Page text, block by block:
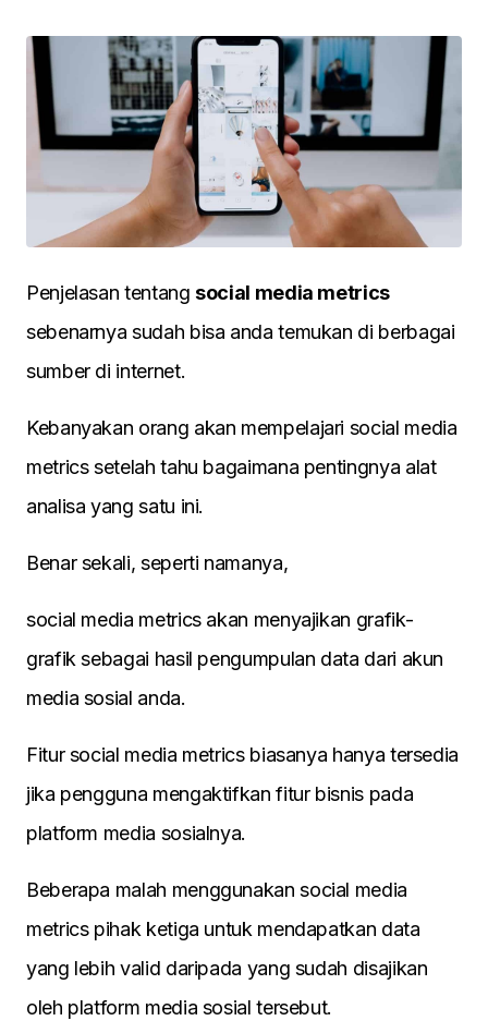
Penjelasan tentangsocial media metrics
sebenarnya sudah bisa anda temukan di berbagai
sumber di internet.
Kebanyakan orang akan mempelajari social media
metrics setelah tahu bagaimana pentingnya alat
analisa yang satu ini.
Benar sekali, seperti namanya,
social media metrics akan menyajikan grafik-
grafik sebagai hasil pengumpulan data dari akun
media sosial anda.
Fitur social media metrics biasanya hanya tersedia
jika pengguna mengaktifkan fitur bisnis pada
platform media sosialnya.
Beberapa malah menggunakan social media
metrics pihak ketiga untuk mendapatkan data
yang lebih valid daripada yang sudah disajikan
oleh platform media sosial tersebut.